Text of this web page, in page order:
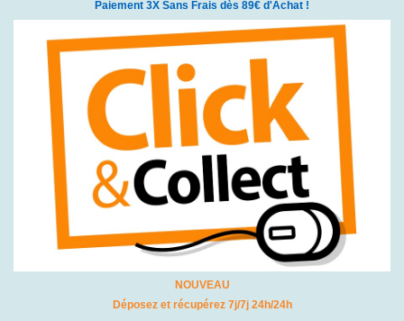
Paiement 3X Sans Frais dès 89€ d'Achat !
NOUVEAU
Déposez et récupérez 7j/7j 24h/24h